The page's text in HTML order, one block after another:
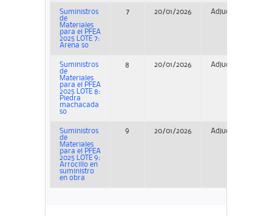
Suministros
de
Materiales
para el PFEA
2025 LOTE 7:
Arena so
7 20/01/2026 Adjudicación
Suministros
de
Materiales
para el PFEA
2025 LOTE 8:
Piedra
machacada
so
8 20/01/2026 Adjudicación
Suministros
de
Materiales
para el PFEA
2025 LOTE 9:
Arrocillo en
suministro
en obra
9 20/01/2026 Adjudicación